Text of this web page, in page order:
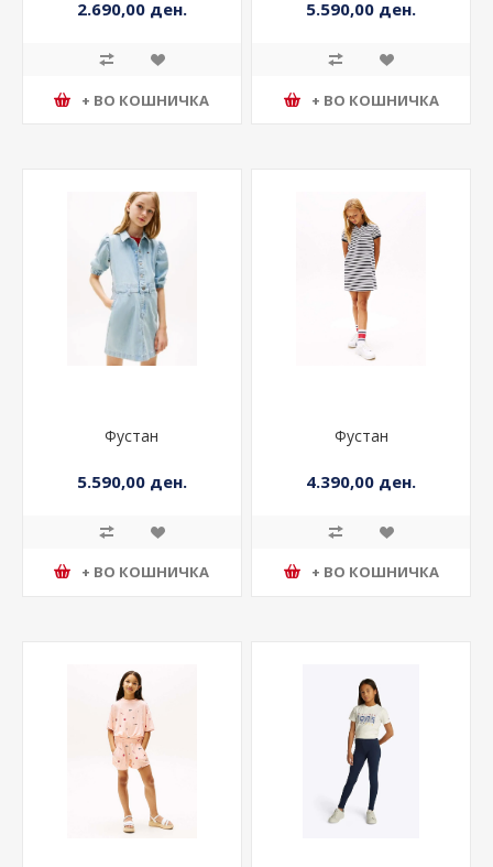
2.690,00 ден.
+ ВО КОШНИЧКА
5.590,00 ден.
+ ВО КОШНИЧКА
Фустан
5.590,00 ден.
+ ВО КОШНИЧКА
Фустан
4.390,00 ден.
+ ВО КОШНИЧКА